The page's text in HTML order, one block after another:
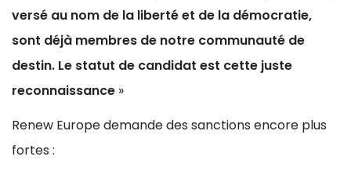
versé au nom de la liberté et de la démocratie,
sont déjà membres de notre communauté de
destin. Le statut de candidat est cette juste
reconnaissance »
Renew Europe demande des sanctions encore plus
fortes :